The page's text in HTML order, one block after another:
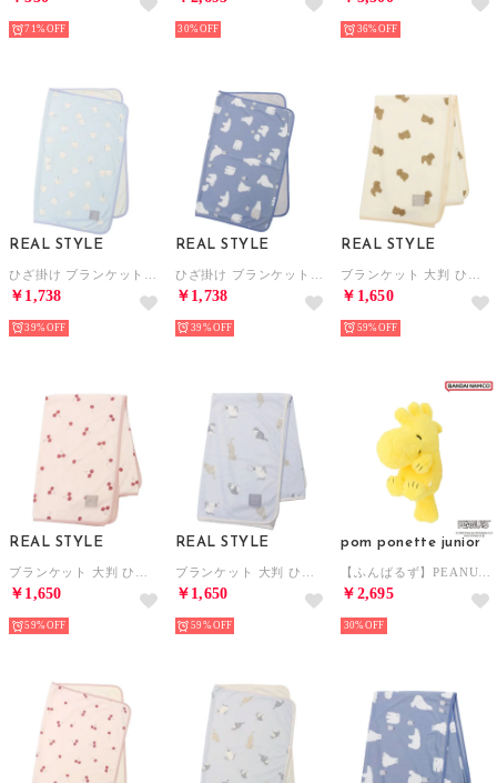
71% 30% 36%
REAL STYLE
￥1,738
39%
REAL STYLE
￥1,738
39%
REAL STYLE
￥1,650
59%
REAL STYLE
￥1,650
59%
REAL STYLE
￥1,650
59%
pom ponette junior
￥2,695
30%